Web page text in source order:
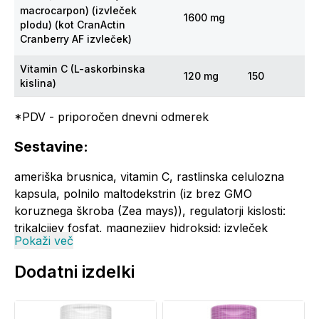
macrocarpon) (izvleček
plodu) (kot CranActin
Cranberry AF izvleček)
1600 mg
Vitamin C (L-askorbinska
kislina)
120 mg 150
*PDV - priporočen dnevni odmerek
Sestavine:
ameriška brusnica, vitamin C, rastlinska celulozna
kapsula, polnilo maltodekstrin (iz brez GMO
koruznega škroba (Zea mays)), regulatorji kislosti:
trikalcijev fosfat, magnezijev hidroksid; izvleček
perikarpa riža (Oryza spp.), emulgator:
celuloza, sredstvi proti sprijemanju: magnezijev oksid,
silicijev dioksid; koncentrat soka zelenjave.
Opozorila:
Pokaži več
Dodatni izdelki